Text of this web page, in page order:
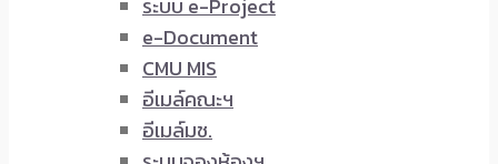
ระบบ e-Project
e-Document
CMU MIS
อีเมล์คณะฯ
อีเมล์มช.